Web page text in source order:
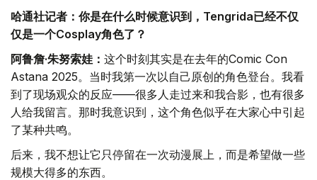
哈通社记者：你是在什么时候意识到，Tengrida已经不仅
仅是一个Cosplay角色了？
阿鲁詹·朱努索娃： 这个时刻其实是在去年的Comic Con
Astana 2025。当时我第一次以自己原创的角色登台。我看
到了现场观众的反应——很多人走过来和我合影，也有很多
人给我留言。那时我意识到，这个角色似乎在大家心中引起
了某种共鸣。
后来，我不想让它只停留在一次动漫展上，而是希望做一些
规模大得多的东西。